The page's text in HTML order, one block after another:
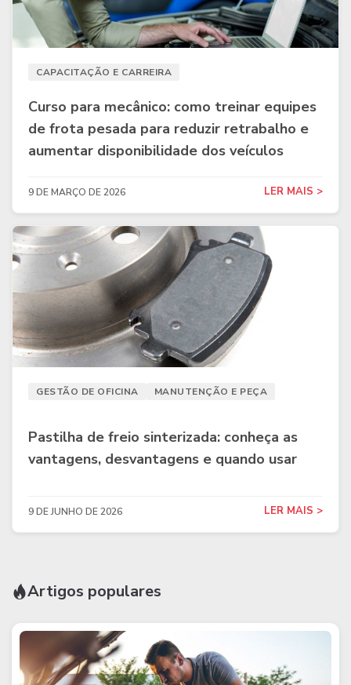
CAPACITAÇÃO E CARREIRA
Curso para mecânico: como treinar equipes
de frota pesada para reduzir retrabalho e
aumentar disponibilidade dos veículos
9 DE MARÇO DE 2026 LER MAIS >
GESTÃO DE OFICINA MANUTENÇÃO E PEÇA
Pastilha de freio sinterizada: conheça as
vantagens, desvantagens e quando usar
9 DE JUNHO DE 2026 LER MAIS >
Artigos populares